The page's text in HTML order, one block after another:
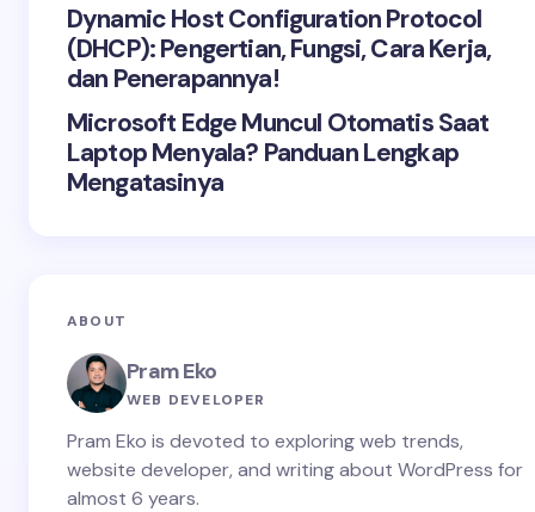
Dynamic Host Configuration Protocol
(DHCP): Pengertian, Fungsi, Cara Kerja,
dan Penerapannya!
Microsoft Edge Muncul Otomatis Saat
Laptop Menyala? Panduan Lengkap
Mengatasinya
ABOUT
Pram Eko
WEB DEVELOPER
Pram Eko is devoted to exploring web trends,
website developer, and writing about WordPress for
almost 6 years.